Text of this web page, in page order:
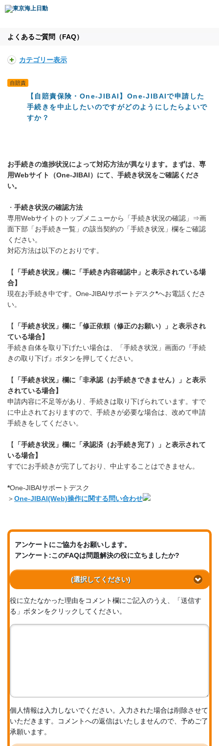
よくあるご質問（FAQ）
カテゴリー表示
自賠責
【自賠責保険・One-JIBAI】One-JIBAIで申請した
手続きを中止したいのですがどのようにしたらよいで
すか？
お手続きの進捗状況によって対応方法が異なります。まずは、専
用Webサイト（One-JIBAI）にて、手続き状況をご確認くださ
い。
・ 手続き状況の確認方法
専用Webサイトのトップメニューから「手続き状況の確認」⇒画
面下部「お手続き一覧」の該当契約の「手続き状況」欄をご確認
ください。
対応方法は以下のとおりです。
【
「手続き状況」欄に「手続き内容確認中」と表示されている場
合】
現在お手続き中です。One-JIBAIサポートデスク*へお電話くださ
い。
【
「手続き状況」欄に「修正依頼（修正のお願い）」と表示され
ている場合】
手続き自体を取り下げたい場合は、「手続き状況」画面の『手続
きの取り下げ』ボタンを押してください。
【
「手続き状況」欄に「非承認（お手続きできません）」と表示
されている場合】
申請内容に不足等があり、手続きは取り下げられています。すで
に中止されておりますので、手続きが必要な場合は、改めて申請
手続きをしてください。
【
「手続き状況」欄に「承認済（お手続き完了）」と表示されて
いる場合】
すでにお手続きが完了しており、中止することはできません。
*One-JIBAIサポートデスク
＞One-JIBAI(Web)操作に関する問い合わせ
アンケートにご協力をお願いします。
アンケート:このFAQは問題解決の役に立ちましたか?
(選択してください)
役に立たなかった理由をコメント欄にご記入のうえ、「送信す
る」ボタンをクリックしてください。
個人情報は入力しないでください。入力された場合は削除させて
いただきます。コメントへの返信はいたしませんので、予めご了
承願います。